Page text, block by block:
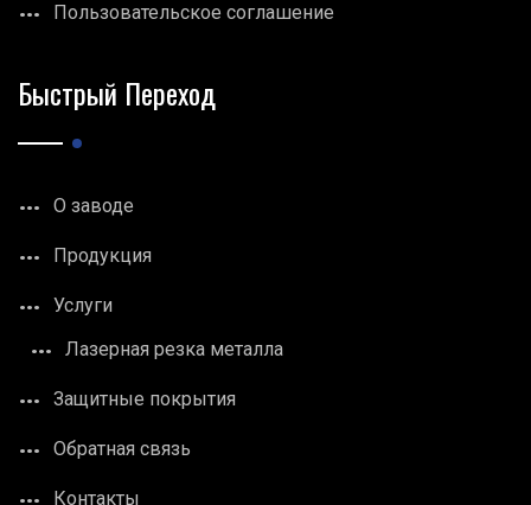
Пользовательское соглашение
Быстрый Переход
О заводе
Продукция
Услуги
Лазерная резка металла
Защитные покрытия
Обратная связь
Контакты